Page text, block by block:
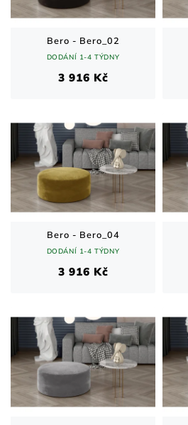
Bero - Bero_02
DODÁNÍ 1-4 TÝDNY
3 916 Kč
Bero - Bero_04
DODÁNÍ 1-4 TÝDNY
3 916 Kč